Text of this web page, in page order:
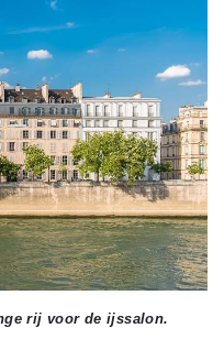
rij voor de ijssalon.